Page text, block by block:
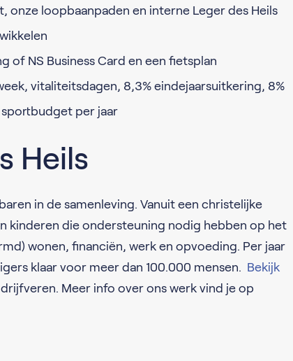
onze loopbaanpaden en interne Leger des Heils
of NS Business Card en een fietsplan
vitaliteitsdagen, 8,3% eindejaarsuitkering, 8%
per jaar
Heils
in de samenleving. Vanuit een christelijke
kinderen die ondersteuning nodig hebben op het
wonen, financiën, werk en opvoeding. Per jaar
klaar voor meer dan 100.000 mensen. Bekijk
Meer info over ons werk vind je op